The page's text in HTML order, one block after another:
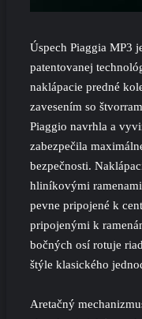
Úspech Piaggia MP3
patentovanej
naklápacie predné
zavesením so
Piaggio navrhla a
zabezpečila
bezpečnosti.
hliníkovými
pevne pripojené k
pripojenými k
bočných osí rotuje
štýle klasického
Aretačný